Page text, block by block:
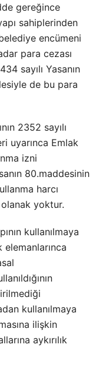
gereğince
sahiplerinden
encümeni
para cezası
sayılı Yasanın
de bu para
2352 sayılı
uyarınca Emlak
izni
80.maddesinin
harcı
olanak yoktur.
kullanılmaya
elemanlarınca
kullanılmaya
ilişkin
aykırılık